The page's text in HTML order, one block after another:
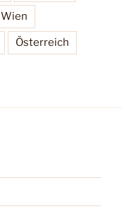
Wien
Österreich